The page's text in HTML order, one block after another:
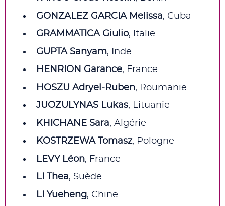
GONZALEZ GARCIA Melissa, Cuba
GRAMMATICA Giulio, Italie
GUPTA Sanyam, Inde
HENRION Garance, France
HOSZU Adryel-Ruben, Roumanie
JUOZULYNAS Lukas, Lituanie
KHICHANE Sara, Algérie
KOSTRZEWA Tomasz, Pologne
LEVY Léon, France
LI Thea, Suède
LI Yueheng, Chine